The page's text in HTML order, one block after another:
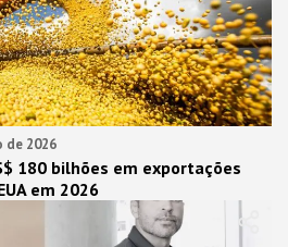
de 2026
180 bilhões em exportações
em 2026